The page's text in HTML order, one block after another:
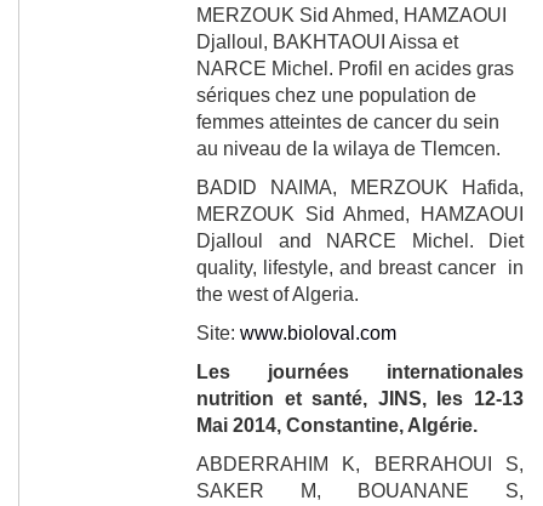
MERZOUK Sid Ahmed, HAMZAOUI
Djalloul, BAKHTAOUI Aissa et
NARCE Michel. Profil en acides gras
sériques chez une population de
femmes atteintes de cancer du sein
au niveau de la wilaya de Tlemcen.
BADID NAIMA, MERZOUK Hafida,
MERZOUK Sid Ahmed, HAMZAOUI
Djalloul and NARCE Michel . Diet
quality, lifestyle, and breast cancer in
the west of Algeria.
Site: www.bioloval.com
Les journées internationales
nutrition et santé, JINS, les 12-13
Mai 2014, Constantine, Algérie.
ABDERRAHIM K, BERRAHOUI S,
SAKER M, BOUANANE S,